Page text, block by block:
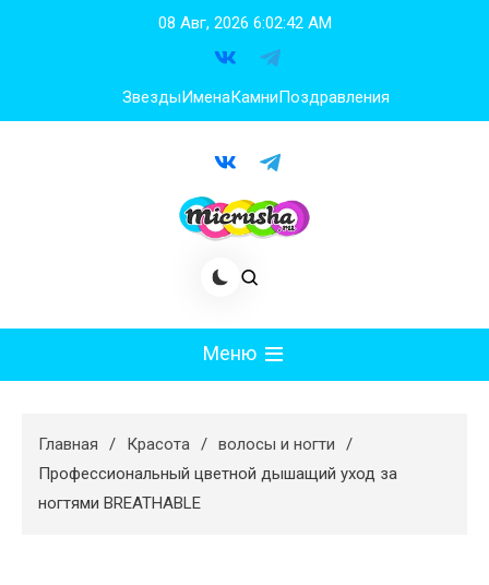
08 Авг, 2026 6:02:43 AM
ЗвездыИменаКамниПоздравления
Меню
Худеем
Психология
Главная Красота
волосы и ногти
Профессиональный цветной дышащий уход за
ногтями BREATHABLE